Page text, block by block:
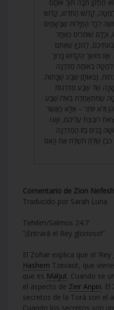
מְתַקֵּן תֵּבָה תּוֹךְ אוֹתָם
לְמַטָּה, קַדְּשׁוּ הַחֹדֶשׁ, קַדְּשׁוּ
לְכָל הַחֲיָלוֹת שֶׁבַּשָּׁמַיִם
שׁוֹמְרִים כְּאֶחָד
לַמִּנְיָן שֶׁאַתֶּם
מוֹנִים אוֹתָם שֶׁבַע שַׁבָּתוֹת. 779. וְאָז מוֹשֵׁךְ הַקָּדוֹשׁ בָּרוּךְ
בְּאוֹתָהּ מַדְרֵגָה
(בְּאוֹתָן שֶׁבַע שַׁבָּתוֹת.
שֶׁל שֶׁבַע מַדְרֵגוֹת
שֶׁמִּתְאַחֶדֶת בְּאֵלּוּ שֶׁבַע
וְלֹא יוֹתֵר – אֶלָּא כַּאֲשֶׁר
רוֹבֶצֶת עֲלֵיהֶם, וְאָנוּ
בָּנִים בְּזוֹ הַמַּדְרֵגָה
כב) שַׁלֵּחַ תְּשַׁלַּח אֶת הָאֵם
Comentario de Zion
Traducido por Sarah Luna
Tehilim/Salmos 24:7
”¡Entrará el Rey glorioso!”
El Zohar explica que el ‘Rey
Hashem Tzevaot, que
que es Maljut. Cuando se
el aspecto de Zeir Anpin. El
secretos de la Torá son el
Cuando los secretos son